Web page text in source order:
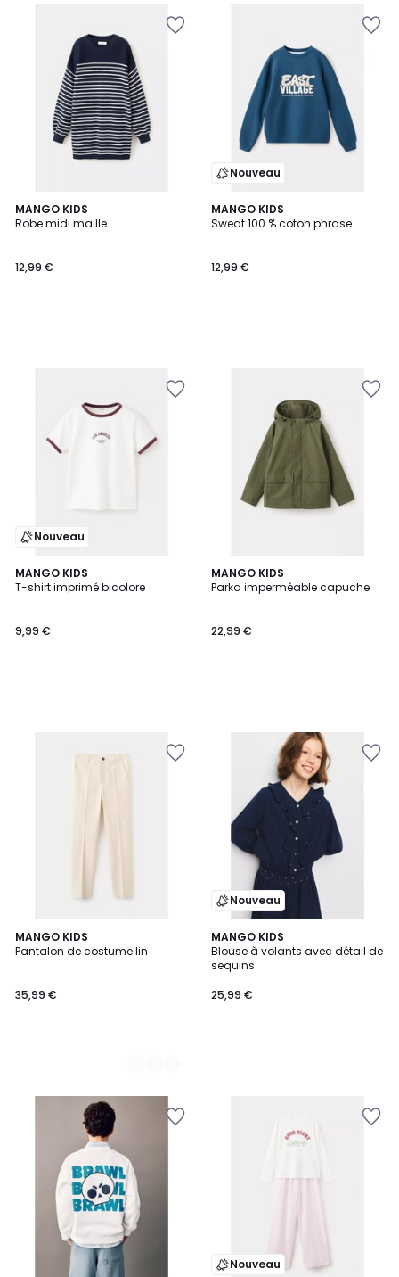
MANGO KIDS
Robe midi maille
12,99 €
Nouveau
MANGO KIDS
Sweat 100 % coton phrase
12,99 €
Nouveau
MANGO KIDS
T-shirt imprimé bicolore
9,99 €
MANGO KIDS
Parka imperméable capuche
22,99 €
MANGO KIDS
Pantalon de costume lin
35,99 €
2
Couleurs
Nouveau
MANGO KIDS
Blouse à volants avec détail de
sequins
25,99 €
Nouveau